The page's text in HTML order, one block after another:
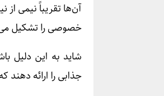
خصوصی را تشکیل
شاید به این دلیل
جذابی را ارائه دهند